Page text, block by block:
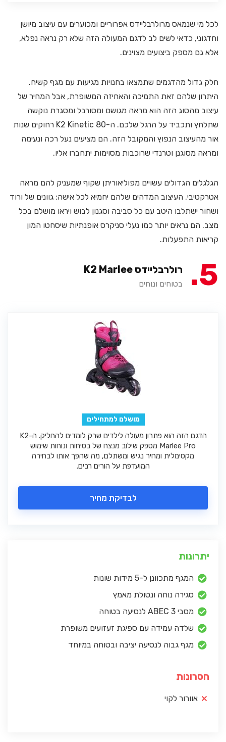
לכל מי שנמאס מרולרבליידס אפרוריים ומכוערים עם עיצוב מיושן
וחדגוני, כדאי לשים לב לדגם המעולה הזה שלא רק נראה נפלא,
אלא גם מספק ביצועים מצוינים.
חלק גדול מהדגמים שתמצאו בחנויות מגיעות עם מגף קשיח.
היתרון שלהם זאת התמיכה והאחיזה המשופרת, אבל המחיר של
עיצוב מהסוג הזה הוא מראה מגושם ומסורבל ומסגרת נוקשה
שתלחץ ותכביד על הרגל שלכם. ה-K2 Kinetic 80 רחוקים שנות
אור מהעיצוב הנפוץ והמקובל הזה. הם מציעים נעל רכה ונעימה
ומראה מסוגנן וטרנדי שרוכבות מסוימות יתחברו אליו.
הגלגלים הגדולים עשויים מפוליאוריתן שקוף שמעניק להם מראה
אטרקטיבי. העיצוב המדהים שלהם יחמיא לכל אישה: גוונים של ורוד
ושחור ישתלבו היטב עם כל סביבה וסגנון לבוש ויראו מושלם בכל
מצב. הם נראים יותר כמו נעלי סניקרס אופנתיות שיסחטו המון
קריאות התפעלות.
5 רולרבליידס K2 Marlee
בטוחים ונוחים
מושלם למתחילים
הדגם הזה הוא פתרון מעולה לילדים שרק לומדים להחליק. ה-K2
Marlee Pro מספק שילוב מנצח של בטיחות ונוחות שימוש
מקסימלית ומחיר נגיש ומשתלם, מה שהפך אותו לבחירה
המועדפת על הורים רבים.
לבדיקת מחיר
יתרונות
המגף מתכוונן ל-5 מידות שונות
סגירה נוחה ונטולת מאמץ
מסבי ABEC 3 לנסיעה בטוחה
שלדה עמידה עם ספיגת זעזועים משופרת
מגף גבוה לנסיעה יציבה ובטוחה במיוחד
חסרונות
אוורור לקוי